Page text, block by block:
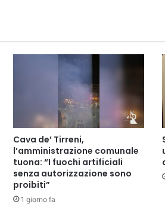
De’
Tirreni
Cava de’ Tirreni,
l’amministrazione comunale
tuona: “I fuochi artificiali
senza autorizzazione sono
proibiti”
1 giorno fa